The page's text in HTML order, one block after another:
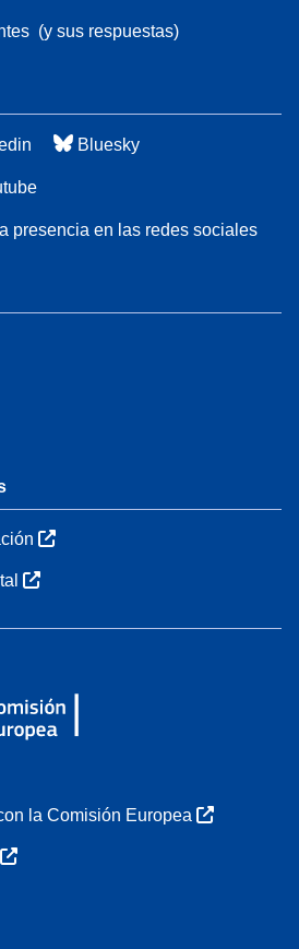
(y sus respuestas)
Bluesky
presencia en las redes sociales
la Comisión Europea